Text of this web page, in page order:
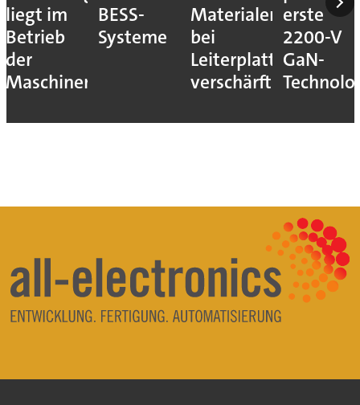
liegt im
Betrieb
der
Maschinen
BESS-
Systeme
Materialengpass
bei
Leiterplatten
verschärft
erste
2200-V
GaN-